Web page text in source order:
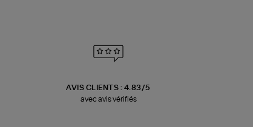
AVIS CLIENTS : 4.83/5
avec avis vérifiés